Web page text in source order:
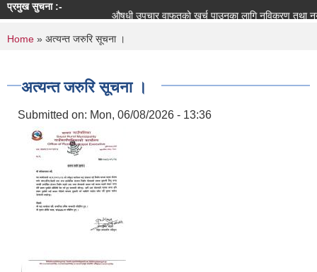
प्रमुख सुचना :-
औषधी उपचार वाफतको खर्च पाउनका लागि नविकरण तथा नयाँ
You are here
Home » अत्यन्त जरुरि सूचना ।
अत्यन्त जरुरि सूचना ।
Submitted on: Mon, 06/08/2026 - 13:36